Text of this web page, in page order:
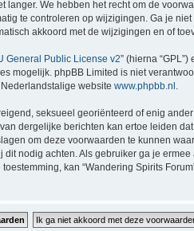
We hebben het recht om de
te controleren op wijzigingen. Ga je
akkoord met de wijzigingen en of
General Public License v2” (hierna
mogelijk. phpBB Limited is niet
website www.phpbb.nl .
seksueel georiënteerd of enig
dergelijke berichten kan ertoe leiden
om deze voorwaarden te kunnen
nodig achten. Als gebruiker ga je
kan “Wandering Spirits